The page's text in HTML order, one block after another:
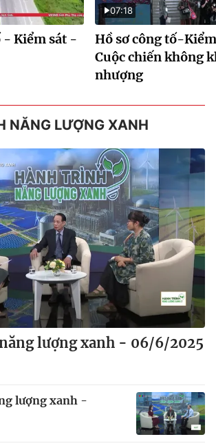
- Kiểm sát -
07:18
Hồ sơ công tố-
Cuộc chiến không
nhượng
NĂNG LƯỢNG XANH
lượng xanh - 06/6/2025
lượng xanh -